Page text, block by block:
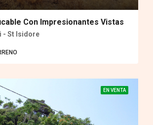
Con Impresionantes Vistas
- St Isidore
EN VENTA